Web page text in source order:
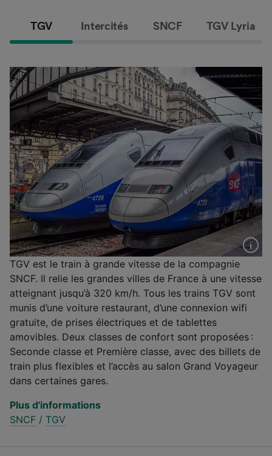
TGV Intercités SNCF TGV Lyria
TGV est le train à grande vitesse de la compagnie
SNCF. Il relie les grandes villes de France à une vitesse
atteignant jusqu’à 320 km/h. Tous les trains TGV sont
munis d’une voiture restaurant, d’une connexion wifi
gratuite, de prises électriques et de tablettes
amovibles. Deux classes de confort sont proposées :
Seconde classe et Première classe, avec des billets de
train plus flexibles et l’accès au salon Grand Voyageur
dans certaines gares.
Plus d'informations
SNCF / TGV